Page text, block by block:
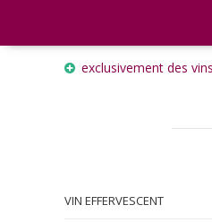
exclusivement des
VIN EFFERVESCENT